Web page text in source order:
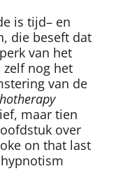
is tijd– en
die beseft dat
van het
nog het
van de
maar tien
over
on that last